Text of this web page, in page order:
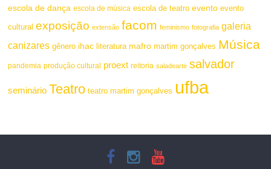
escola de dança escola de música escola de teatro evento evento
cultural exposição extensão facom feminismo fotografia galeria
canizares gênero ihac literatura mafro martim gonçalves Música
pandemia produção cultural proext reitoria saladearte salvador
seminário Teatro teatro martim gonçalves ufba